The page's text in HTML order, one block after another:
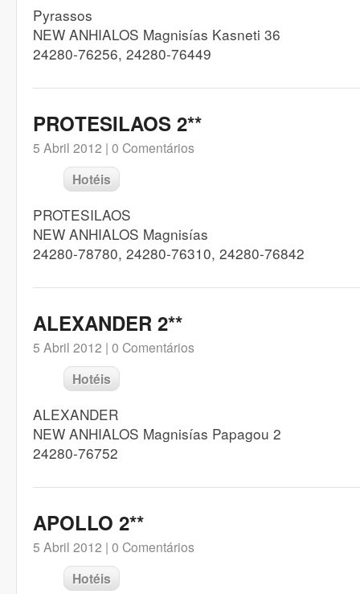
Pyrassos
NEW ANHIALOS Magnisías Kasneti 36
24280-76256, 24280-76449
PROTESILAOS 2**
5 Abril 2012 | 0 Comentários
Hotéis
PROTESILAOS
NEW ANHIALOS Magnisías
24280-78780, 24280-76310, 24280-76842
ALEXANDER 2**
5 Abril 2012 | 0 Comentários
Hotéis
ALEXANDER
NEW ANHIALOS Magnisías Papagou 2
24280-76752
APOLLO 2**
5 Abril 2012 | 0 Comentários
Hotéis